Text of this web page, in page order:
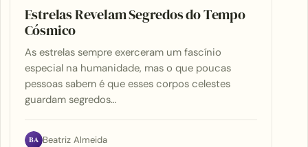
Estrelas Revelam Segredos do Tempo
Cósmico
As estrelas sempre exerceram um fascínio
especial na humanidade, mas o que poucas
pessoas sabem é que esses corpos celestes
guardam segredos…
BA Beatriz Almeida